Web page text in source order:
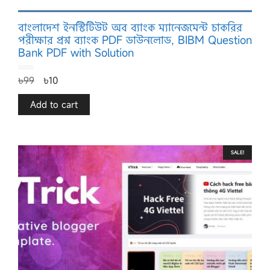
বাংলাদেশ ইনস্টিটিউট অব ব্যাংক ম্যানেজমেন্ট চাকরির
পরীক্ষার প্রশ্ন ব্যাংক PDF ডাউনলোড, BIBM Question
Bank PDF with Solution
o
u
o
৳99 ৳10
Add to cart
SALE!